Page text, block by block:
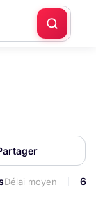
Délai moyen